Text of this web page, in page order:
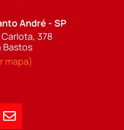
André - SP
378
Bastos
mapa)